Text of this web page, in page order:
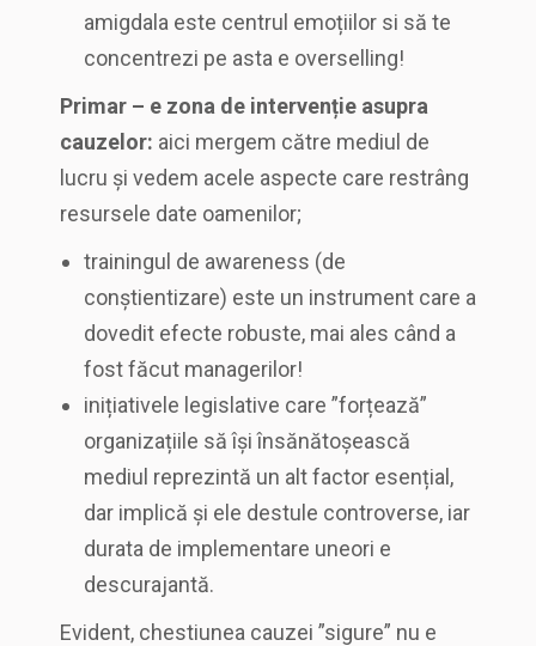
amigdala este centrul emoțiilor si să te
concentrezi pe asta e overselling!
Primar – e zona de intervenție asupra
cauzelor: aici mergem către mediul de
lucru și vedem acele aspecte care restrâng
resursele date oamenilor;
trainingul de awareness (de
conștientizare) este un instrument care a
dovedit efecte robuste, mai ales când a
fost făcut managerilor!
inițiativele legislative care ”forțează”
organizațiile să își însănătoșească
mediul reprezintă un alt factor esențial,
dar implică și ele destule controverse, iar
durata de implementare uneori e
descurajantă.
Evident, chestiunea cauzei ”sigure” nu e